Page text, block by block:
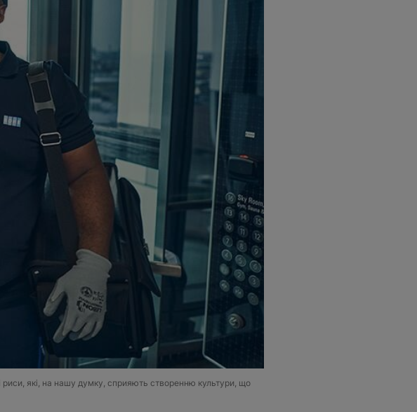
які, на нашу думку, сприяють створенню культури, що